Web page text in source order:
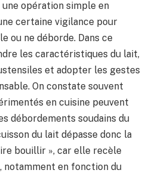
opération simple en
certaine vigilance pour
ou ne déborde. Dans ce
les caractéristiques du lait,
et adopter les gestes
On constate souvent
en cuisine peuvent
débordements soudains du
du lait dépasse donc la
bouillir », car elle recèle
notamment en fonction du